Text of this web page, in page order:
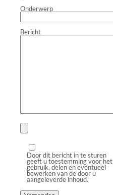
Onderwerp
Bericht
Door dit bericht in te sturen
geeft u toestemming voor het
gebruik, delen en eventueel
bewerken van de door u
aangeleverde inhoud.